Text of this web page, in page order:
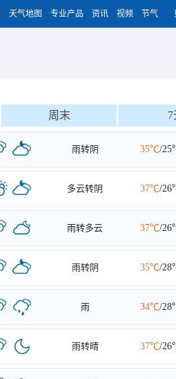
天气地图 专业产品 资讯 视频 节气
周末 7
雨转阴 35℃/
多云转阴 37℃/
雨转多云 37℃/
雨转阴 35℃/
雨 34℃/
雨转晴 37℃/